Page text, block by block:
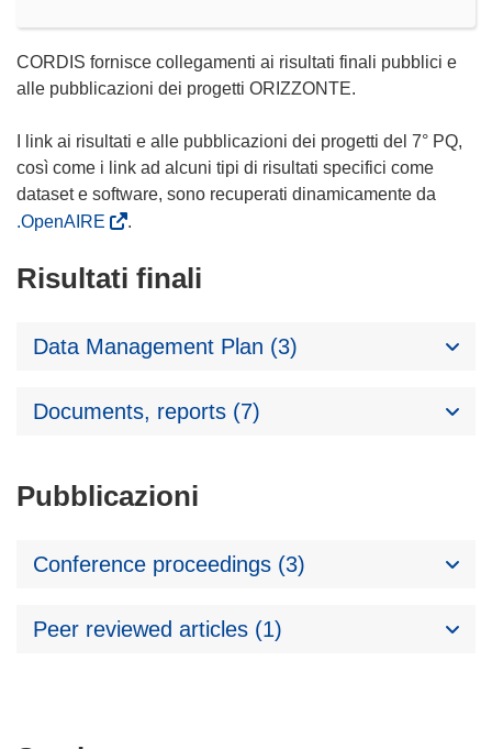
CORDIS fornisce collegamenti ai risultati finali pubblici e
alle pubblicazioni dei progetti ORIZZONTE.
I link ai risultati e alle pubblicazioni dei progetti del 7° PQ,
così come i link ad alcuni tipi di risultati specifici come
dataset e software, sono recuperati dinamicamente da
.OpenAIRE
.
Risultati finali
Data Management Plan (3)
Documents, reports (7)
Pubblicazioni
Conference proceedings (3)
Peer reviewed articles (1)